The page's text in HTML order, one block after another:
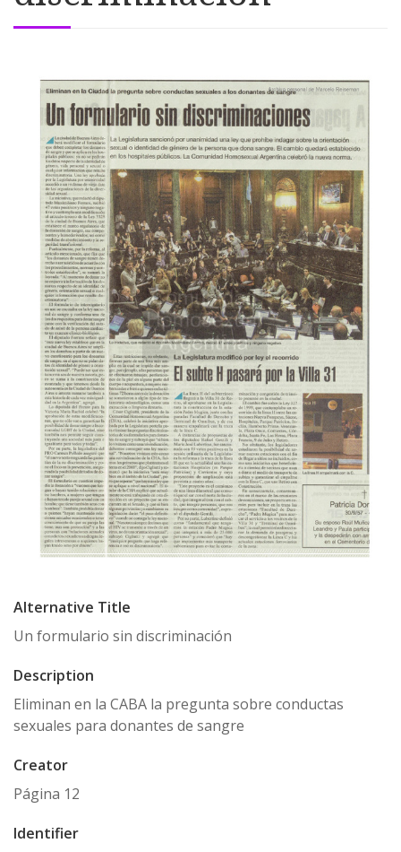
Alternative Title
Un formulario sin discriminación
Description
Eliminan en la CABA la pregunta sobre conductas
sexuales para donantes de sangre
Creator
Página 12
Identifier